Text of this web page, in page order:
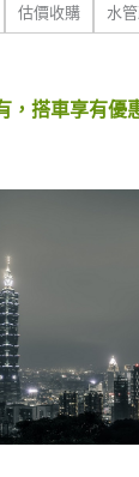
估價收購 水
，搭車享有優